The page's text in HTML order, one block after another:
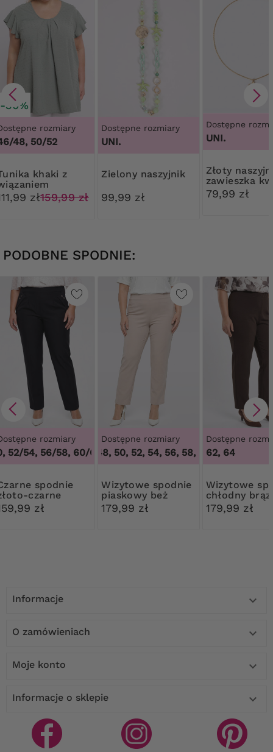
-30%
rozmiary
48, 50/52
z
zł159,99 zł
Dostępne rozmiary
UNI.
Zielony naszyjnik
99,99 zł
Dostępne
UNI.
Złoty naszyjnik
zawieszka
79,99 zł
PODOBNE SPODNIE:
rozmiary
54, 56/58, 60/62 48/50, 52/54, 56/58, 60/62
czarne
zł
Dostępne rozmiary
46, 48, 50, 52, 54, 56, 58, 60, 62, 64
Wizytowe spodnie
piaskowy beż
179,99 zł
Dostępne
62, 64
Wizytowe spodnie
chłodny brąz
179,99 zł
Informacje 
O zamówieniach 
Moje konto 
Informacje o sklepie 